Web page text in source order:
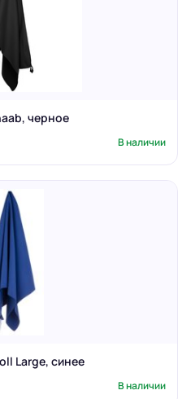
черное
В наличии
Large, синее
В наличии